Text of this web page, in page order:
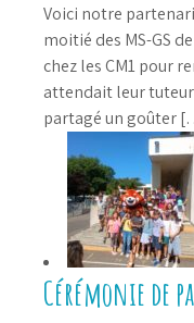
Voici notre
moitié des MS-GS
chez les CM1 pour
attendait leur tuteur
partagé un goûter
Cérémonie de